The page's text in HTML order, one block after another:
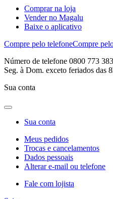
Comprar na loja
Vender no Magalu
Baixe o aplicativo
Compre pelo telefoneCompre
Número de telefone 0800 773
Seg. à Dom. exceto feriados das
Sua conta
Sua conta
Meus pedidos
Trocas e cancelamentos
Dados pessoais
Alterar e-mail ou telefone
Fale com lojista